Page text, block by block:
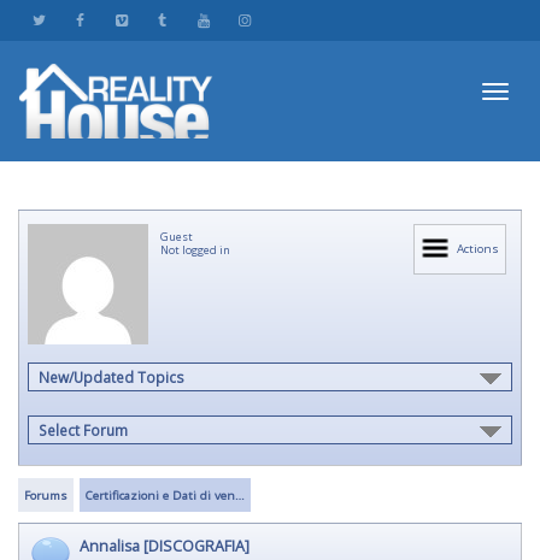
Actions
Guest
Not logged in
New/Updated Topics
Select Forum
Forums Certificazioni e Dati di ven…
Annalisa [DISCOGRAFIA]